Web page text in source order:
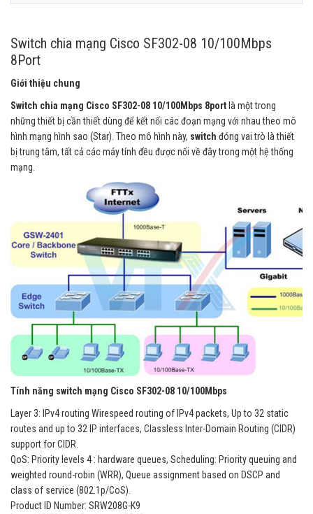
Switch chia mạng Cisco SF302-08 10/100Mbps
8Port
Giới thiệu chung
Switch chia mạng Cisco SF302-08 10/100Mbps 8portlà một trong
những thiết bị cần thiết dùng để kết nối các đoạn mạng với nhau theo mô
hình mạng hình sao (Star). Theo mô hình này, switch đóng vai trò là thiết
bị trung tâm, tất cả các máy tính đều được nối về đây trong một hệ thống
mạng.
Tính năng switch mạng Cisco SF302-08 10/100Mbps
Layer 3: IPv4 routing Wirespeed routing of IPv4 packets, Up to 32 static
routes and up to 32 IP interfaces, Classless Inter-Domain Routing (CIDR)
support for CIDR.
QoS: Priority levels 4 : hardware queues, Scheduling: Priority queuing and
weighted round-robin (WRR), Queue assignment based on DSCP and
class of service (802.1p/CoS).
Product ID Number: SRW208G-K9